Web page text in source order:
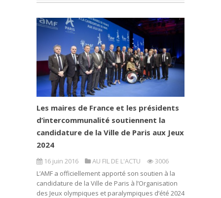
Les maires de France et les présidents
d’intercommunalité soutiennent la
candidature de la Ville de Paris aux Jeux
2024
16 juin 2016 AU FIL DE L'ACTU
3006
L’AMF a officiellement apporté son soutien à la
candidature de la Ville de Paris à l’Organisation
des Jeux olympiques et paralympiques d’été 2024